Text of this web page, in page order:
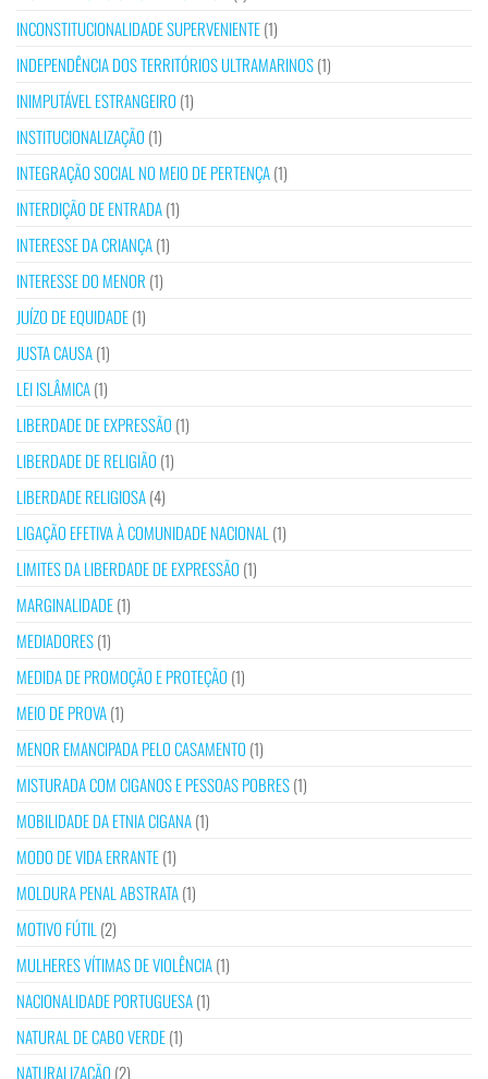
INCONSTITUCIONALIDADE SUPERVENIENTE(1)
INDEPENDÊNCIA DOS TERRITÓRIOS ULTRAMARINOS(1)
INIMPUTÁVEL ESTRANGEIRO (1)
INSTITUCIONALIZAÇÃO (1)
INTEGRAÇÃO SOCIAL NO MEIO DE PERTENÇA(1)
INTERDIÇÃO DE ENTRADA(1)
INTERESSE DA CRIANÇA(1)
INTERESSE DO MENOR (1)
JUÍZO DE EQUIDADE(1)
JUSTA CAUSA(1)
LEI ISLÂMICA(1)
LIBERDADE DE EXPRESSÃO (1)
LIBERDADE DE RELIGIÃO (1)
LIBERDADE RELIGIOSA(4)
LIGAÇÃO EFETIVA À COMUNIDADE NACIONAL (1)
LIMITES DA LIBERDADE DE EXPRESSÃO (1)
MARGINALIDADE(1)
MEDIADORES(1)
MEDIDA DE PROMOÇÃO E PROTEÇÃO (1)
MEIO DE PROVA(1)
MENOR EMANCIPADA PELO CASAMENTO (1)
MISTURADA COM CIGANOS E PESSOAS POBRES(1)
MOBILIDADE DA ETNIA CIGANA(1)
MODO DE VIDA ERRANTE(1)
MOLDURA PENAL ABSTRATA(1)
MOTIVO FÚTIL (2)
MULHERES VÍTIMAS DE VIOLÊNCIA(1)
NACIONALIDADE PORTUGUESA(1)
NATURAL DE CABO VERDE(1)
NATURALIZAÇÃO (2)